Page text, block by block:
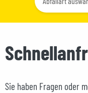
Typ
Sie haben Fragen oder